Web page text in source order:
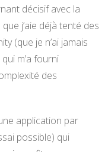
décisif avec la
que j’aie déjà tenté des
(que je n’ai jamais
m’a fourni
des
application par
possible) qui